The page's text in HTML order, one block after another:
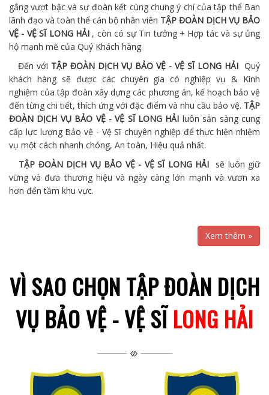
gắng vượt bậc và sự đoàn kết cùng chung ý chí của tập thể Ban
lãnh đạo và toàn thể cán bộ nhân viên TẬP ĐOÀN DỊCH VỤ BẢO
VỆ - VỆ SĨ LONG HẢI , còn có sự Tin tưởng + Hợp tác và sự ủng
hộ mạnh mẽ của Quý Khách hàng.
Đến với TẬP ĐOÀN DỊCH VỤ BẢO VỆ - VỆ SĨ LONG HẢI Quý
khách hàng sẽ được các chuyên gia có nghiệp vụ & Kinh
nghiệm của tập đoàn xây dựng các phương án, kế hoạch bảo vệ
đến từng chi tiết, thích ứng với đặc điểm và nhu cầu bảo vệ. TẬP
ĐOÀN DỊCH VỤ BẢO VỆ - VỆ SĨ LONG HẢI luôn sẵn sàng cung
cấp lực lượng Bảo vệ - Vệ Sĩ chuyên nghiệp để thực hiện nhiệm
vụ một cách nhanh chóng, An toàn, Hiệu quả nhất.
TẬP ĐOÀN DỊCH VỤ BẢO VỆ - VỆ SĨ LONG HẢI sẽ luôn giữ
vững và đưa thương hiệu và ngày càng lớn mạnh và vươn xa
hơn đến tầm khu vực.
Xem thêm »
VÌ SAO CHỌN TẬP ĐOÀN DỊCH
VỤ BẢO VỆ - VỆ SĨLONG HẢI